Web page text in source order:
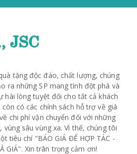
tặng độc đáo, chất lượng, chúng
ra những SP mang tính đột phá và
hài lòng tuyệt đối cho tất cả khách
có các chính sách hỗ trợ về giá
chi phí vận chuyển đối với những
sâu vùng xa. Vì thế, chúng tôi
tiêu chí "BÁO GIÁ ĐỂ HỢP TÁC -
GIÁ". Xin trân trọng cảm ơn!